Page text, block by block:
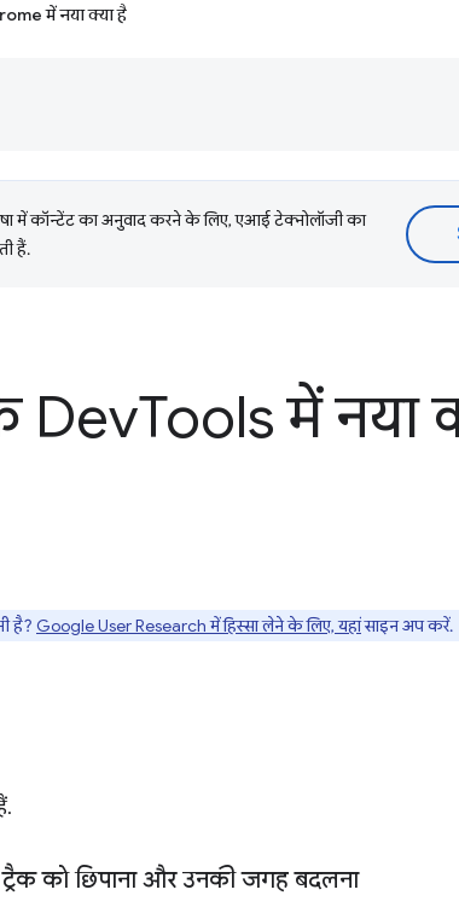
में नया क्या है
में कॉन्टेंट का अनुवाद करने के लिए, एआई टेक्नोलॉजी का
हैं.
DevTools में नया
है? Google User Research में हिस्सा लेने के लिए, यहांसाइन अप करें.
ट्रैक को छिपाना और उनकी जगह बदलना